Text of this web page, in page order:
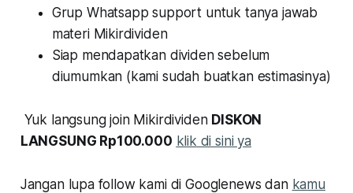
Grup Whatsapp support untuk tanya jawab
materi Mikirdividen
Siap mendapatkan dividen sebelum
diumumkan (kami sudah buatkan estimasinya)
Yuk langsung join Mikirdividen DISKON
LANGSUNG Rp100.000 klik di sini ya
Jangan lupa follow kami di Googlenews dan kamu